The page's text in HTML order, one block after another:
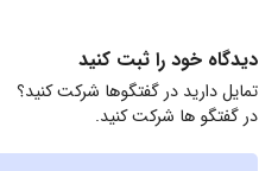
دیدگاه خود را ثبت کنید
تمایل دارید در گفتگوها شرکت کنید؟
در گفتگو ها شرکت کنید.